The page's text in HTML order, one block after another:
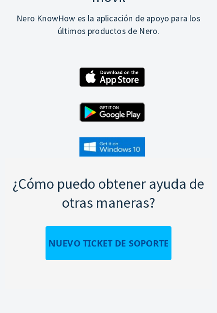
Nero KnowHow es la aplicación de apoyo para los
últimos productos de Nero.
¿Cómo puedo obtener ayuda de
otras maneras?
NUEVO TICKET DE SOPORTE